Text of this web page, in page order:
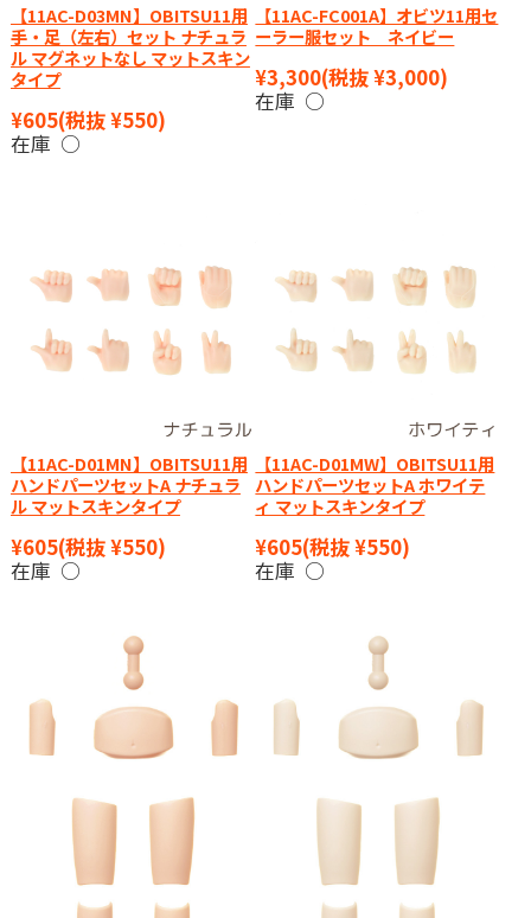
【11AC-D03MN】OBITSU11用
手・足（左右）セット ナチュラ
ル マグネットなし マットスキン
タイプ
¥605(税抜 ¥550)
在庫 ○
【11AC-FC001A】オビツ11用セ
ーラー服セット ネイビー
¥3,300(税抜 ¥3,000)
在庫 ○
【11AC-D01MN】OBITSU11用
ハンドパーツセットA ナチュラ
ル マットスキンタイプ
¥605(税抜 ¥550)
在庫 ○
【11AC-D01MW】OBITSU11用
ハンドパーツセットA ホワイテ
ィ マットスキンタイプ
¥605(税抜 ¥550)
在庫 ○